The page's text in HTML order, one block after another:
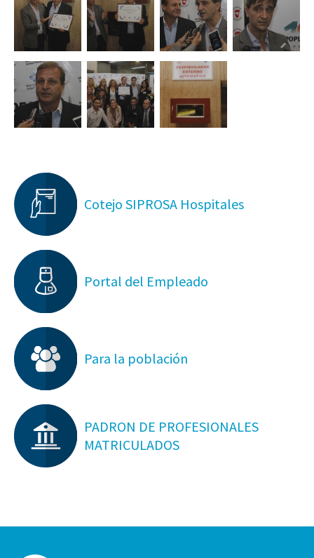
Cotejo SIPROSA Hospitales
Portal del Empleado
Para la población
PADRON DE PROFESIONALES
MATRICULADOS